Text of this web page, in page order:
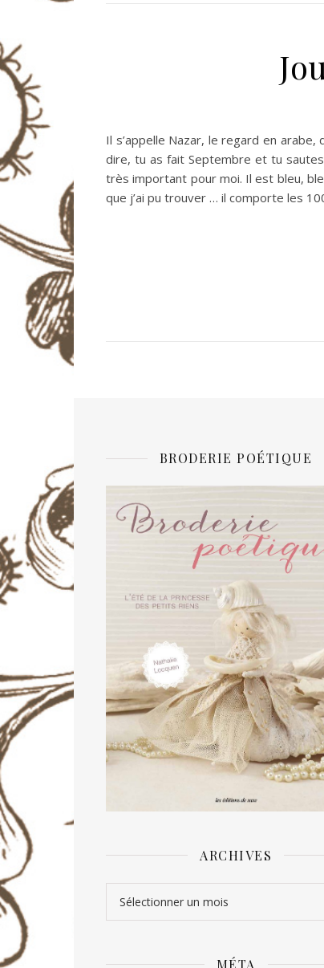
Il s’appelle Nazar, le regard en
dire, tu as fait Septembre et tu
très important pour moi. Il est bleu,
que j’ai pu trouver … il comporte les
BRODERIE POÉTIQUE
ARCHIVES
MÉTA